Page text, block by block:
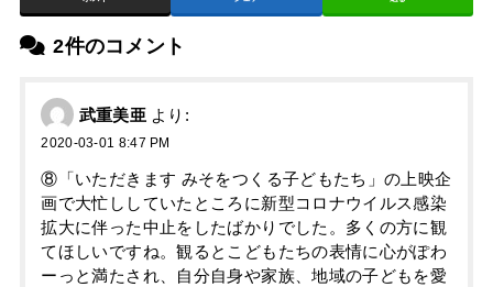
2件のコメント
武重美亜 より:
2020-03-01 8:47 PM
⑧「いただきます みそをつくる子どもたち」の上映企
画で大忙ししていたところに新型コロナウイルス感染
拡大に伴った中止をしたばかりでした。多くの方に観
てほしいですね。観るとこどもたちの表情に心がぽわ
ーっと満たされ、自分自身や家族、地域の子どもを愛